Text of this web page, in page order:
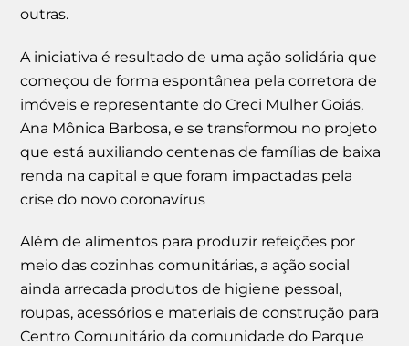
outras.
A iniciativa é resultado de uma ação solidária que
começou de forma espontânea pela corretora de
imóveis e representante do Creci Mulher Goiás,
Ana Mônica Barbosa, e se transformou no projeto
que está auxiliando centenas de famílias de baixa
renda na capital e que foram impactadas pela
crise do novo coronavírus
Além de alimentos para produzir refeições por
meio das cozinhas comunitárias, a ação social
ainda arrecada produtos de higiene pessoal,
roupas, acessórios e materiais de construção para
Centro Comunitário da comunidade do Parque